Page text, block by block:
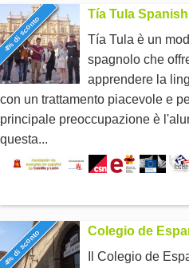
4% di sconto
Tía Tula
Tía Tula è un
spagnolo che
apprendere la
con un trattamento piacevole e
principale preoccupazione è
questa...
4% di sconto
Colegio de
Il Colegio de